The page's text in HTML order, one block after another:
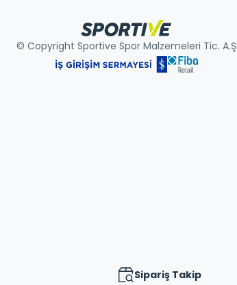
© Copyright Sportive Spor Malzemeleri Tic. A.Ş
Sipariş Takip